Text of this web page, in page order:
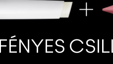
FÉNYES